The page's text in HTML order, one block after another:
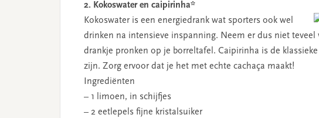
2. Kokoswater en caipirinha*
Kokoswater is een energiedrank wat sporters ook wel
drinken na intensieve inspanning. Neem er dus niet
drankje pronken op je borreltafel. Caipirinha is de
zijn. Zorg ervoor dat je het met echte cachaça maakt!
Ingrediënten
– 1 limoen, in schijfjes
– 2 eetlepels fijne kristalsuiker